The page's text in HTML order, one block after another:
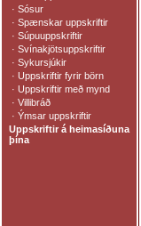
· Sósur
· Spænskar uppskriftir
· Súpuuppskriftir
· Svínakjötsuppskriftir
· Sykursjúkir
· Uppskriftir fyrir börn
· Uppskriftir með mynd
· Villibráð
· Ýmsar uppskriftir
Uppskriftir á heimasíðuna
þína